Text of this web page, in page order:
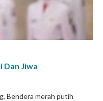
Dan Jiwa
Bendera merah putih